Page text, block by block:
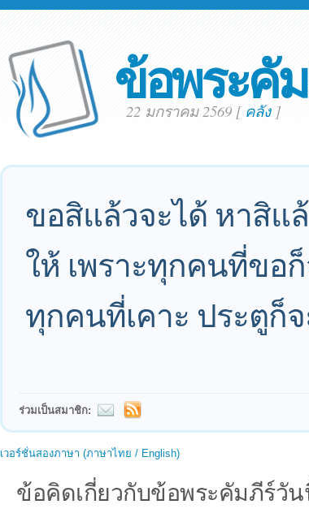
ข้อพระคั
22 มกราคม 2569 [ คลัง]
ขอสิแล้วจะได้ หาสิแ
ให้ เพราะทุกคนที่ขอ
ทุกคนที่เคาะ ประตูก็
ร่วมเป็นสมาชิก:
เวอร์ชั่นสองภาษา (ภาษาไทย / English)
ข้อคิดเกี่ยวกับข้อพระคัมภีร์วั